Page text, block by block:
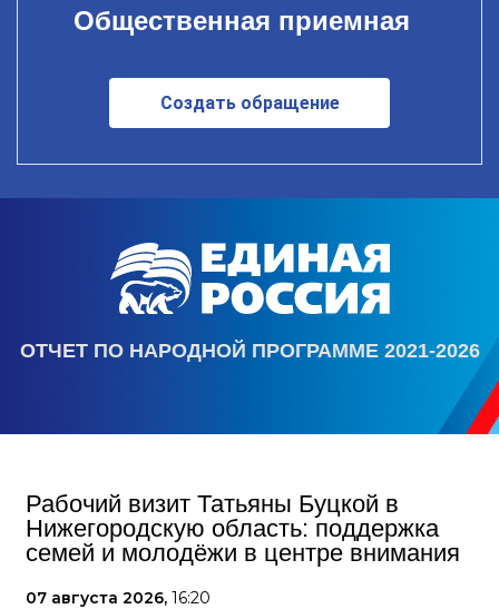
Общественная приемная
Создать обращение
ОТЧЕТ ПО НАРОДНОЙ ПРОГРАММЕ 2021-2026
Рабочий визит Татьяны Буцкой в
Нижегородскую область: поддержка
семей и молодёжи в центре внимания
07 августа 2026, 16:20